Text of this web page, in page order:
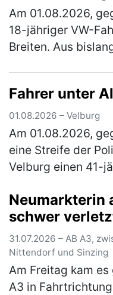
Am 01.08.2026,
18-jähriger VW-
Breiten. Aus
(mehr)
Fahrer unter
01.08.2026 – Velburg
Am 01.08.2026,
eine Streife der
Velburg einen 41-
festgestellt
Neumarkterin
schwer
31.07.2026 – AB A3,
Nittendorf und Sinzing
Am Freitag kam
A3 in